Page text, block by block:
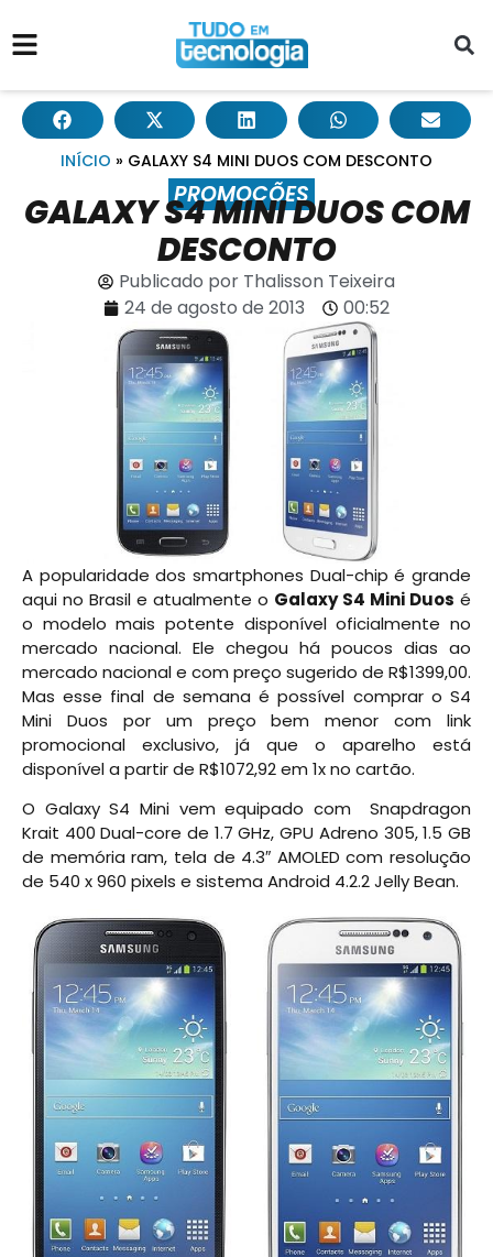
INÍCIO » GALAXY S4 MINI DUOS COM DESCONTO
PROMOÇÕES
GALAXY S4 MINI DUOS COM
DESCONTO
Publicado por Thalisson Teixeira
24 de agosto de 2013
00:52
A popularidade dos smartphones Dual-chip é grande
aqui no Brasil e atualmente o Galaxy S4 Mini Duos é
o modelo mais potente disponível oficialmente no
mercado nacional. Ele chegou há poucos dias ao
mercado nacional e com preço sugerido de R$1399,00.
Mas esse final de semana é possível comprar o S4
Mini Duos por um preço bem menor com link
promocional exclusivo, já que o aparelho está
disponível a partir de R$1072,92 em 1x no cartão.
O Galaxy S4 Mini vem equipado com Snapdragon
Krait 400 Dual-core de 1.7 GHz, GPU Adreno 305, 1.5 GB
de memória ram, tela de 4.3″ AMOLED com resolução
de 540 x 960 pixels e sistema Android 4.2.2 Jelly Bean.